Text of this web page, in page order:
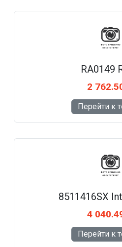
RA0149
2
Перейти к
8511416SX
4
Перейти к